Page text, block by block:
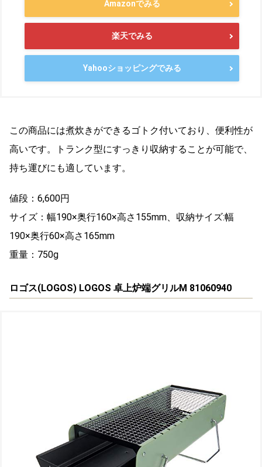
Amazonでみる
楽天でみる
Yahooショッピングでみる
この商品には煮炊きができるゴトク付いており、便利性が
高いです。トランク型にすっきり収納することが可能で、
持ち運びにも適しています。
値段：6,600円
サイズ：幅190×奥行160×高さ155mm、収納サイズ:幅
190×奥行60×高さ165mm
重量：750g
ロゴス(LOGOS) LOGOS 卓上炉端グリルM 81060940